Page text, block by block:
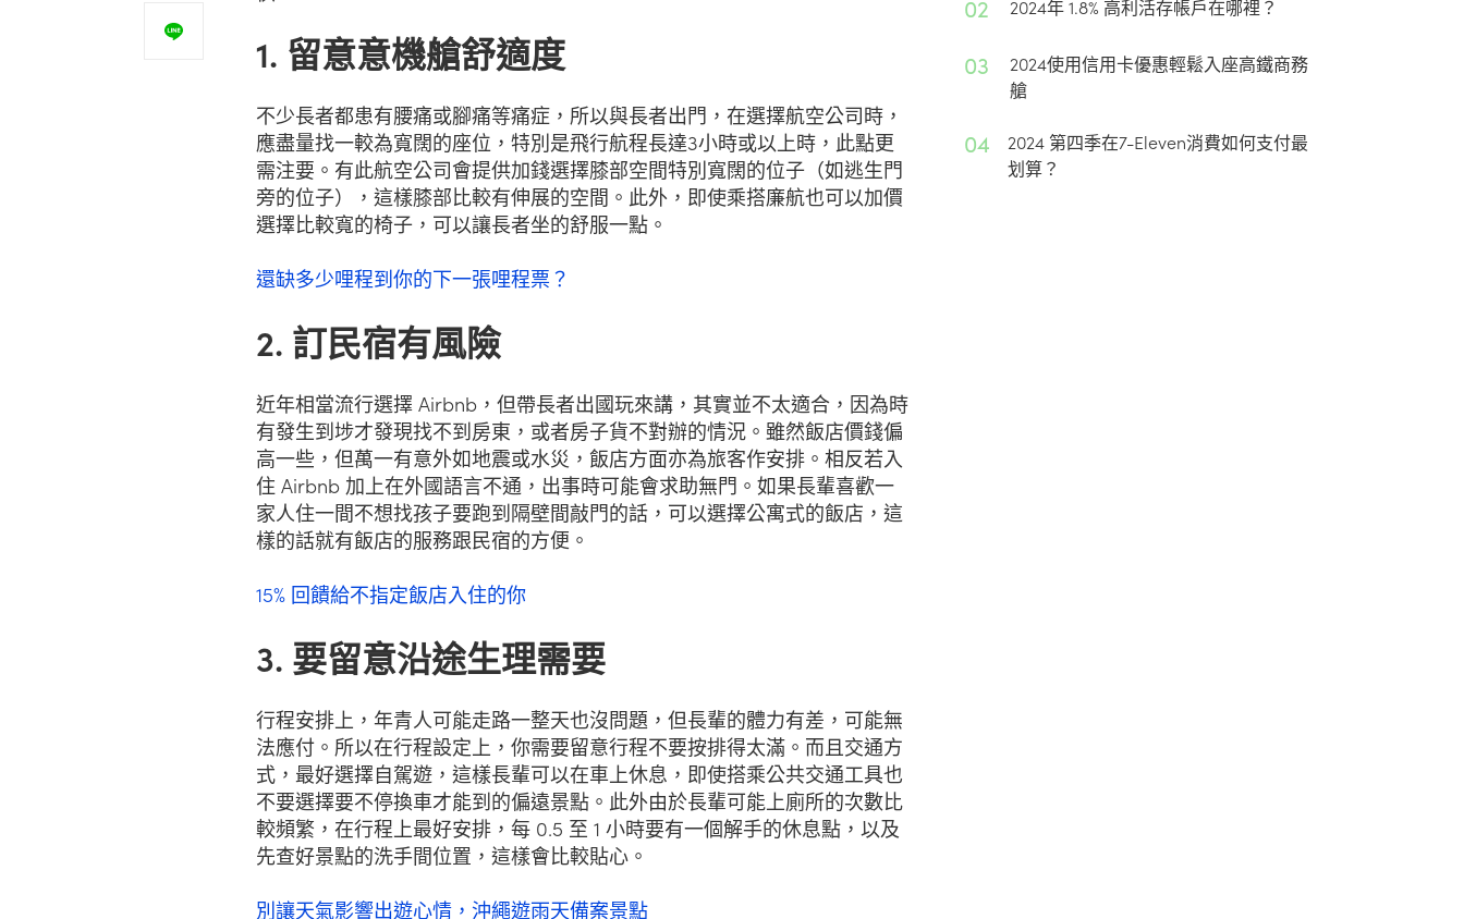
1. 留意意機艙舒適度
不少長者都患有腰痛或腳痛等痛症，所以與長者出門，在選擇航空公司時，
應盡量找一較為寬闊的座位，特別是飛行航程長達3小時或以上時，此點更
需注要。有此航空公司會提供加錢選擇膝部空間特別寬闊的位子（如逃生門
旁的位子），這樣膝部比較有伸展的空間。此外，即使乘搭廉航也可以加價
選擇比較寬的椅子，可以讓長者坐的舒服一點。
還缺多少哩程到你的下一張哩程票？
2. 訂民宿有風險
近年相當流行選擇 Airbnb，但帶長者出國玩來講，其實並不太適合，因為時
有發生到埗才發現找不到房東，或者房子貨不對辦的情況。雖然飯店價錢偏
高一些，但萬一有意外如地震或水災，飯店方面亦為旅客作安排。相反若入
住 Airbnb 加上在外國語言不通，出事時可能會求助無門。如果長輩喜歡一
家人住一間不想找孩子要跑到隔壁間敲門的話，可以選擇公寓式的飯店，這
樣的話就有飯店的服務跟民宿的方便。
15% 回饋給不指定飯店入住的你
3. 要留意沿途生理需要
行程安排上，年青人可能走路一整天也沒問題，但長輩的體力有差，可能無
法應付。所以在行程設定上，你需要留意行程不要按排得太滿。而且交通方
式，最好選擇自駕遊，這樣長輩可以在車上休息，即使搭乘公共交通工具也
不要選擇要不停換車才能到的偏遠景點。此外由於長輩可能上廁所的次數比
較頻繁，在行程上最好安排，每 0.5 至 1 小時要有一個解手的休息點，以及
先查好景點的洗手間位置，這樣會比較貼心。
別讓天氣影響出遊心情，沖繩遊雨天備案景點
02 2024年 1.8% 高利活存帳戶在哪裡？
03
2024使用信用卡優惠輕鬆入座高鐵商務
艙
04
2024 第四季在7-Eleven消費如何支付最
划算？